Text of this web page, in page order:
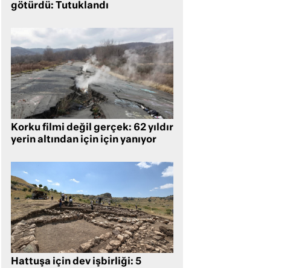
götürdü: Tutuklandı
Korku filmi değil gerçek: 62 yıldır
yerin altından için için yanıyor
Hattuşa için dev işbirliği: 5